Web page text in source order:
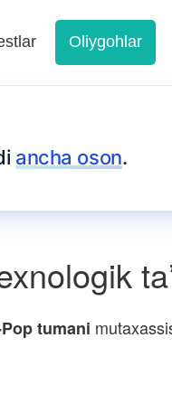
Oliygohlar
ancha oson.
tumani